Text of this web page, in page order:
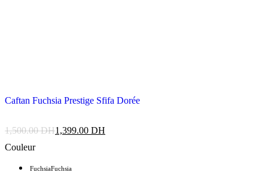
Caftan Fuchsia Prestige Sfifa Dorée
1,500.00DH1,399.00 DH
Couleur
FuchsiaFuchsia